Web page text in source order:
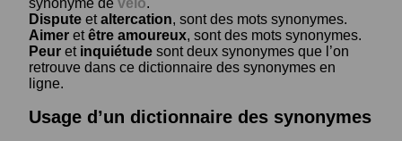
synonyme de vélo.
Dispute etaltercation, sont des mots synonymes.
Aimer etêtre amoureux, sont des mots synonymes.
Peur et inquiétude sont deux synonymes que l’on
retrouve dans ce dictionnaire des synonymes en
ligne.
Usage d’un dictionnaire des synonymes